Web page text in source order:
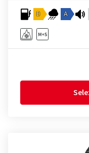
D A